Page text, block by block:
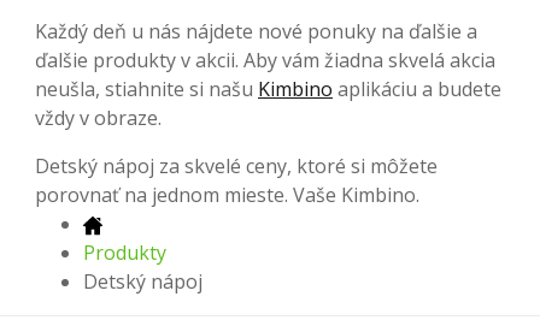
Každý deň u nás nájdete nové ponuky na ďalšie a
ďalšie produkty v akcii. Aby vám žiadna skvelá akcia
neušla, stiahnite si našu Kimbino aplikáciu a budete
vždy v obraze.
Detský nápoj za skvelé ceny, ktoré si môžete
porovnať na jednom mieste. Vaše Kimbino.
Produkty
Detský nápoj